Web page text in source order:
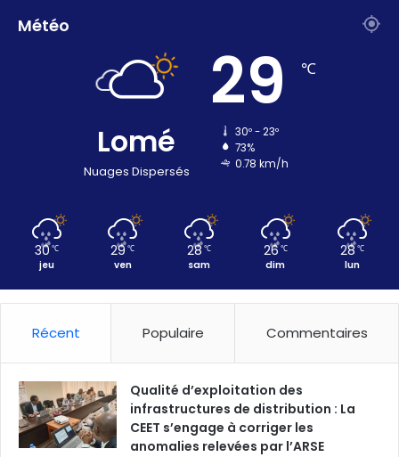
Météo
Lomé
Nuages Dispersés
29 ℃
30º - 23º
73%
0.78 km/h
30℃
jeu
29℃
ven
28 ℃
sam
26 ℃
dim
28 ℃
lun
Récent Populaire Commentaires
Qualité d’exploitation des
infrastructures de distribution : La
CEET s’engage à corriger les
anomalies relevées par l’ARSE